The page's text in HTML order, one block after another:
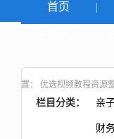
首页
置： 优选视频教程资源
栏目分类： 亲
财